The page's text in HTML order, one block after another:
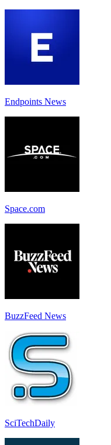
Endpoints News
Space.com
BuzzFeed News
SciTechDaily